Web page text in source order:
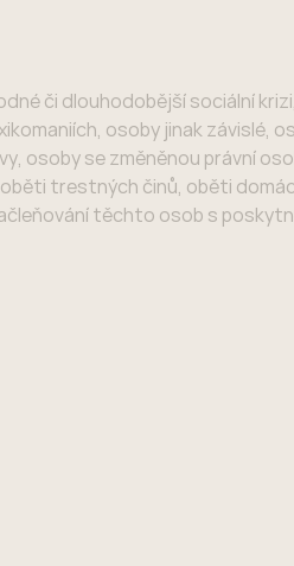
či dlouhodobější sociální
osoby jinak závislé,
osoby se změněnou právní
trestných činů, oběti
těchto osob s